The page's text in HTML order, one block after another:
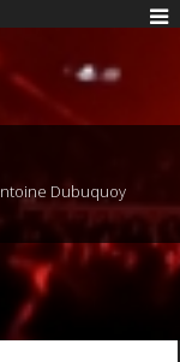
Dubuquoy